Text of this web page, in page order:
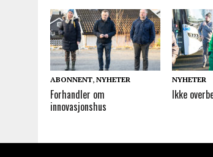
ABONNENT, NYHETER
Forhandler om
innovasjonshus
NYHETER
Ikke